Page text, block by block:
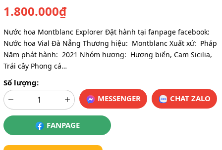
1.800.000₫
Nước hoa Montblanc Explorer Đặt hành tại fanpage facebook:
Nước hoa Vial Đà Nẵng Thương hiệu: Montblanc Xuất xứ: Pháp
Năm phát hành: 2021 Nhóm hương: Hương biển, Cam Sicilia,
Trái cây Phong cá…
Số lượng:
MESSENGER
CHAT ZALO
FANPAGE